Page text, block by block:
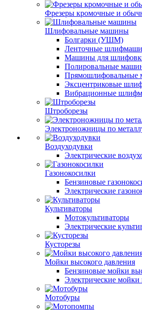
Фрезеры кромочные и
Шлифовальные машины
Болгарки (УШМ)
Ленточные
Машины для
Полировальные
Прямошлифовальные
Эксцентриковые
Вибрационные
Штроборезы
Электроножницы по
Воздуходувки
Электрические
Газонокосилки
Бензиновые
Электрические
Культиваторы
Мотокультиваторы
Электрические
Кусторезы
Мойки высокого давления
Бензиновые мойки
Электрические мойки
Мотобуры